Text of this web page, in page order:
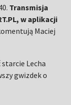
Transmisja
w aplikacji
Maciej
Lecha
gwizdek o